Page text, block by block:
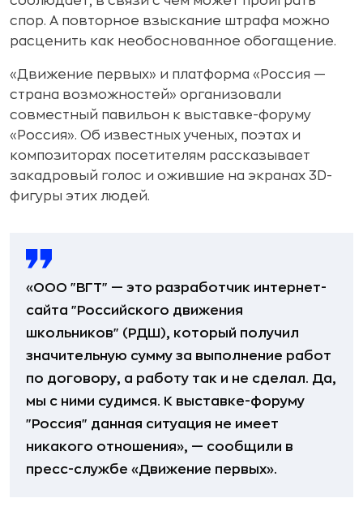
спор. А повторное взыскание штрафа можно
расценить как необоснованное обогащение.
«Движение первых» и платформа «Россия —
страна возможностей» организовали
совместный павильон к выставке-форуму
«Россия». Об известных ученых, поэтах и
композиторах посетителям рассказывает
закадровый голос и ожившие на экранах 3D-
фигуры этих людей.
«ООО "ВГТ" — это разработчик интернет-
сайта "Российского движения
школьников" (РДШ), который получил
значительную сумму за выполнение работ
по договору, а работу так и не сделал. Да,
мы с ними судимся. К выставке-форуму
"Россия" данная ситуация не имеет
никакого отношения», — сообщили в
пресс-службе «Движение первых».